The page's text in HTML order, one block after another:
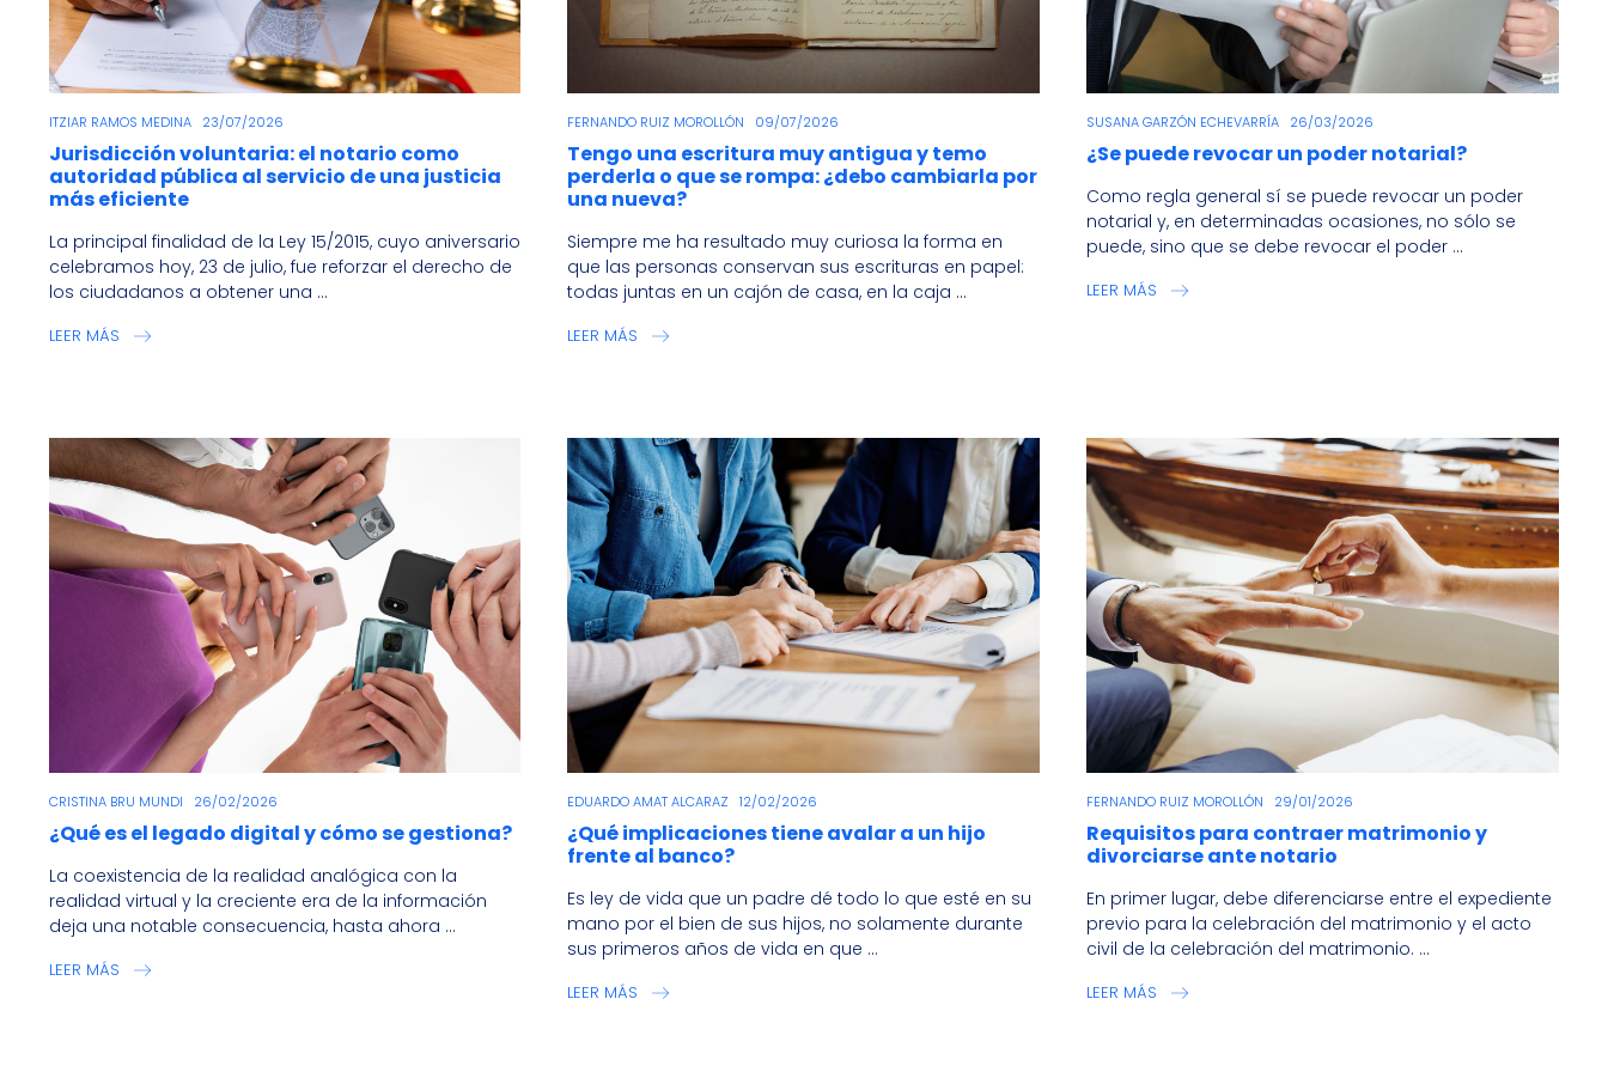
ITZIAR RAMOS MEDINA 23/07/2026
Jurisdicción voluntaria: el notario como
autoridad pública al servicio de una justicia
más eficiente
La principal finalidad de la Ley 15/2015, cuyo aniversario
celebramos hoy, 23 de julio, fue reforzar el derecho de
los ciudadanos a obtener una ...
LEER MÁS
FERNANDO RUIZ MOROLLÓN 09/07/2026
Tengo una escritura muy antigua y temo
perderla o que se rompa: ¿debo cambiarla por
una nueva?
Siempre me ha resultado muy curiosa la forma en
que las personas conservan sus escrituras en papel:
todas juntas en un cajón de casa, en la caja ...
LEER MÁS
SUSANA GARZÓN ECHEVARRÍA 26/03/2026
¿Se puede revocar un poder notarial?
Como regla general sí se puede revocar un poder
notarial y, en determinadas ocasiones, no sólo se
puede, sino que se debe revocar el poder ...
LEER MÁS
CRISTINA BRU MUNDI 26/02/2026
¿Qué es el legado digital y cómo se gestiona?
La coexistencia de la realidad analógica con la
realidad virtual y la creciente era de la información
deja una notable consecuencia, hasta ahora ...
LEER MÁS
EDUARDO AMAT ALCARAZ 12/02/2026
¿Qué implicaciones tiene avalar a un hijo
frente al banco?
Es ley de vida que un padre dé todo lo que esté en su
mano por el bien de sus hijos, no solamente durante
sus primeros años de vida en que ...
LEER MÁS
FERNANDO RUIZ MOROLLÓN 29/01/2026
Requisitos para contraer matrimonio y
divorciarse ante notario
En primer lugar, debe diferenciarse entre el expediente
previo para la celebración del matrimonio y el acto
civil de la celebración del matrimonio. ...
LEER MÁS